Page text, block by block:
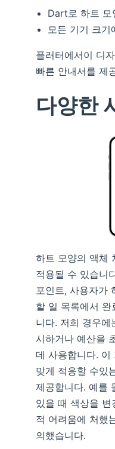
Dart로 하트 모
모든 기기 크기
플러터에서이 디
빠른 안내서를 제
다양한
하트 모양의 액체
적용될 수 있습니
포인트, 사용자가
할 일 목록에서
니다. 저희 경우에
시하거나 예산을
데 사용합니다. 이
맞게 적응할 수있
제공합니다. 예를
있을 때 색상을 변
적 어려움에 처했
의했습니다.